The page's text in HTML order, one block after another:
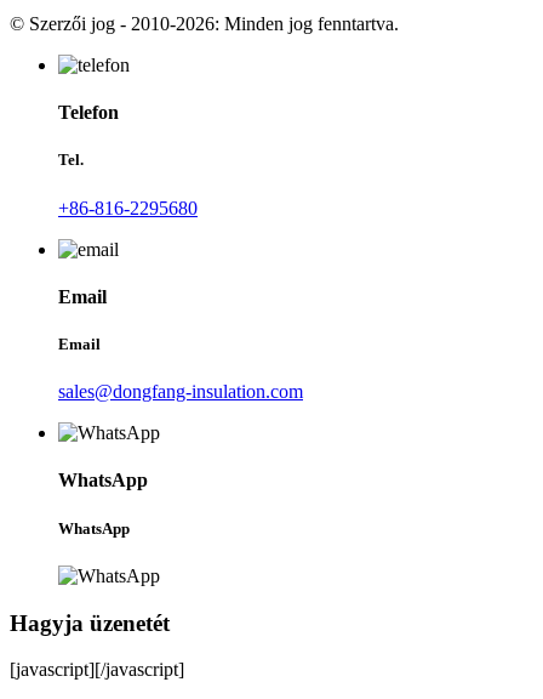
© Szerzői jog - 2010-2026: Minden jog fenntartva.
Telefon
Tel.
+86-816-2295680
Email
Email
sales@dongfang-insulation.com
WhatsApp
WhatsApp
Hagyja üzenetét
[javascript][/javascript]